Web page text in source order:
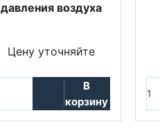
давления воздуха
Цену уточняйте
В
корзину